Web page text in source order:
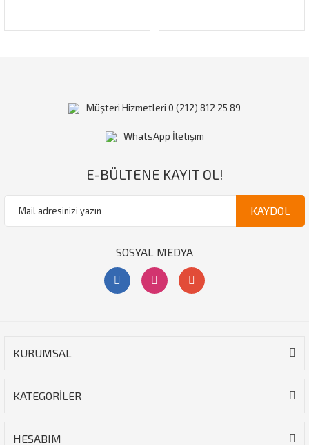
KURUMSAL
KATEGORİLER
HESABIM
Müşteri Hizmetleri 0 (212) 812 25 89
WhatsApp İletişim
E-BÜLTENE KAYIT OL!
KAYDOL
SOSYAL MEDYA